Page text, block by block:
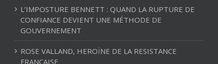
L’IMPOSTURE BENNETT : QUAND LA RUPTURE DE
CONFIANCE DEVIENT UNE MÉTHODE DE
GOUVERNEMENT
ROSE VALLAND, HEROÏNE DE LA RESISTANCE
FRANÇAISE